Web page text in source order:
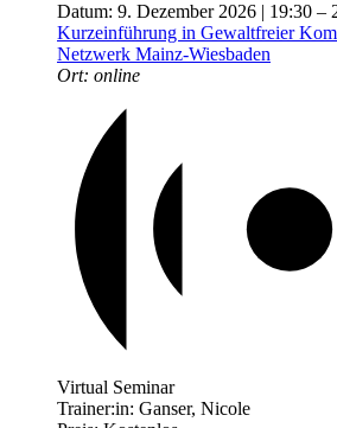
Datum: 9. Dezember 2026 | 19:30 –
Kurzeinführung in Gewaltfreier
Netzwerk Mainz-Wiesbaden
Ort: online
Virtual Seminar
Trainer:in: Ganser, Nicole